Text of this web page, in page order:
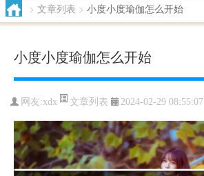
> 文章列表 > 小度小度瑜伽怎么开始
小度小度瑜伽怎么开始
网友:xdx 文章列表 2024-02-29 08:55:07